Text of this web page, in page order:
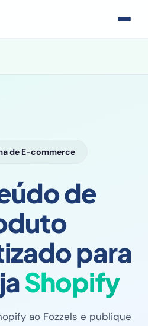
de E-commerce
de
para
Shopify
ao Fozzels e publique